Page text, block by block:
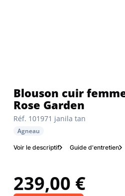
Réf. 101971 janila tan
Blouson cuir femme agneau tan
Rose Garden
Agneau
Voir le descriptif Guide d'entretien
239,00 €